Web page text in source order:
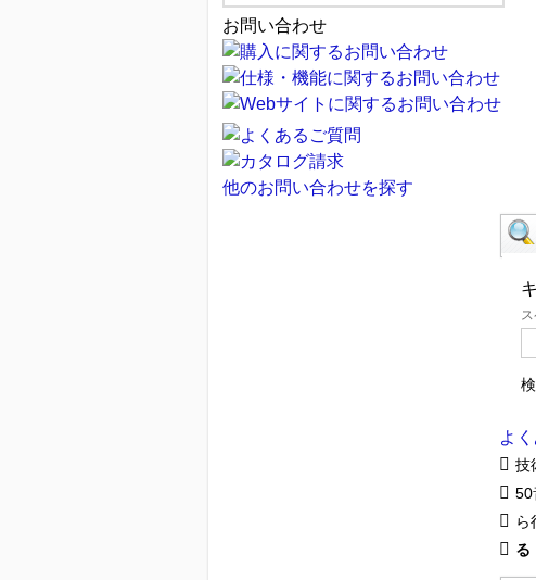
お問い合わせ
他のお問い合わせを探す
よ
技
50
ら
る